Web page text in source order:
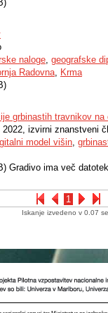
1
naloge, geografske
Radovna, Krma
grbinastih travnikov
2022, izvirni znanstveni
model višin,
Gradivo ima več
Iskanje izvedeno v 0.07